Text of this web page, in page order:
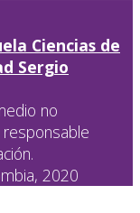
Ciencias de
Sergio
no
2020